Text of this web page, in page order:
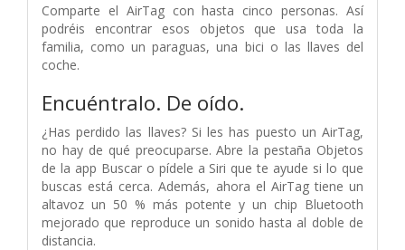
Comparte el AirTag con hasta cinco personas. Así
podréis encontrar esos objetos que usa toda la
familia, como un paraguas, una bici o las llaves del
coche.
Encuéntralo. De oído.
¿Has perdido las llaves? Si les has puesto un AirTag,
no hay de qué preocuparse. Abre la pestaña Objetos
de la app Buscar o pídele a Siri que te ayude si lo que
buscas está cerca. Además, ahora el AirTag tiene un
altavoz un 50 % más potente y un chip Bluetooth
mejorado que reproduce un sonido hasta al doble de
distancia.